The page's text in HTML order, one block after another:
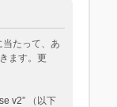
当たって、あ
ます。更
v2” （以下